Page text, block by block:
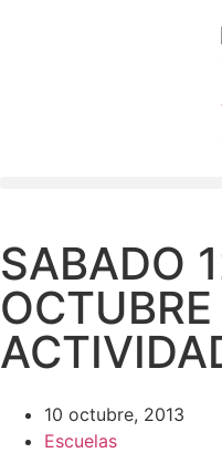
SABADO
10 octubre, 2013
Escuelas